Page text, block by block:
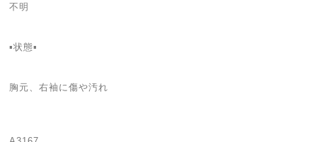
不明
▪️状態▪️
胸元、右袖に傷や汚れ